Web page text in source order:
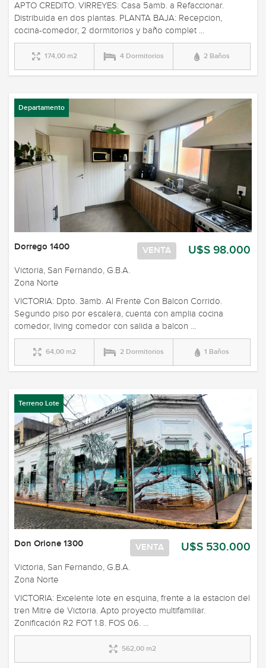
APTO CREDITO. VIRREYES: Casa 5amb. a Refaccionar.
Distribuida en dos plantas. PLANTA BAJA: Recepcion,
cocina-comedor, 2 dormitorios y baño complet ...
174,00 m2 4 Dormitorios 2 Baños
Departamento
U$S 98.000
VENTA
Dorrego 1400
Victoria, San Fernando, G.B.A.
Zona Norte
VICTORIA: Dpto. 3amb. Al Frente Con Balcon Corrido.
Segundo piso por escalera, cuenta con amplia cocina
comedor, living comedor con salida a balcon ...
64,00 m2 2 Dormitorios 1 Baños
Terreno Lote
U$S 530.000
VENTA
Don Orione 1300
Victoria, San Fernando, G.B.A.
Zona Norte
VICTORIA: Excelente lote en esquina, frente a la estacion del
tren Mitre de Victoria. Apto proyecto multifamiliar.
Zonificación R2 FOT 1.8. FOS 0.6. ...
562,00 m2